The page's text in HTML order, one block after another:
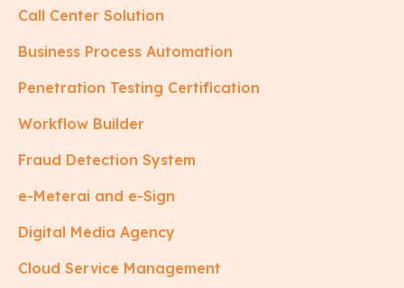
Call Center Solution
Business Process Automation
Penetration Testing Certification
Workflow Builder
Fraud Detection System
e-Meterai and e-Sign
Digital Media Agency
Cloud Service Management